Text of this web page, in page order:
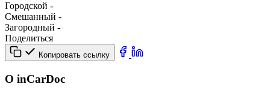
Городской -
Смешанный -
Загородный -
Поделиться
Копировать ссылку
О inCarDoc